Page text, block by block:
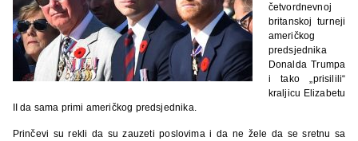
četvordnevnoj
britanskoj turneji
američkog
predsjednika
Donalda Trumpa
i tako „prisilili“
kraljicu Elizabetu
II da sama primi američkog predsjednika.
Prinčevi su rekli da su zauzeti poslovima i da ne žele da se sretnu sa